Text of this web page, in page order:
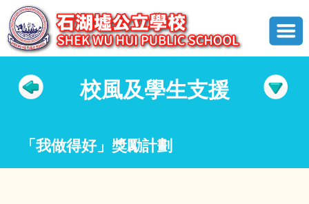
校風及學生支援
「我做得好」獎勵計劃